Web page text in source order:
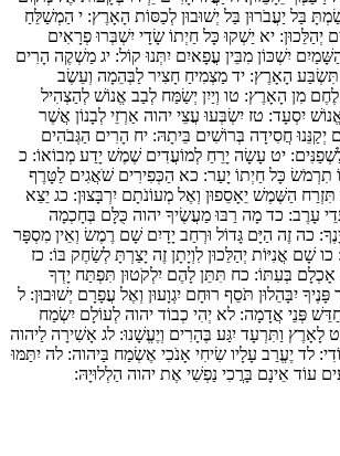
בַּל יַעֲבֹרוּן בַּל יְשׁוּבוּן לְכַסּוֹת הָאָרֶץ: י הַמְשַׁלֵּחַ
יְהַלֵּכוּן: יא יַשְׁקוּ כָּל חַיְתוֹ שָׂדָי יִשְׁבְּרוּ פְרָאִים
יִשְׁכּוֹן מִבֵּין עֳפָאיִם יִתְּנוּ קוֹל: יג מַשְׁקֶה הָרִים
תִּשְׂבַּע הָאָרֶץ: יד מַצְמִיחַ חָצִיר לַבְּהֵמָה וְעֵשֶׂב
מִן הָאָרֶץ: טו וְיַיִן יְשַׂמַּח לְבַב אֱנוֹשׁ לְהַצְהִיל
יִסְעָד: טז יִשְׂבְּעוּ עֲצֵי יהוה אַרְזֵי לְבָנוֹן אֲשֶׁר
חֲסִידָה בְּרוֹשִׁים בֵּיתָהּ: יח הָרִים הַגְּבֹהִים
יט עָשָׂה יָרֵחַ לְמוֹעֲדִים שֶׁמֶשׁ יָדַע מְבוֹאוֹ: כ
תִרְמֹשׂ כָּל חַיְתוֹ יָעַר: כא הַכְּפִירִים שֹׁאֲגִים לַטָּרֶף
תִּזְרַח הַשֶּׁמֶשׁ יֵאָסֵפוּן וְאֶל מְעוֹנֹתָם יִרְבָּצוּן: כג יֵצֵא
עָרֶב: כד מָה רַבּוּ מַעֲשֶׂיךָ יהוה כֻּלָּם בְּחָכְמָה
כה זֶה הַיָּם גָּדוֹל וּרְחַב יָדָיִם שָׁם רֶמֶשׂ וְאֵין מִסְפָּר
כו שָׁם אֳנִיּוֹת יְהַלֵּכוּן לִוְיָתָן זֶה יָצַרְתָּ לְשַׂחֶק בּוֹ: כז
אָכְלָם בְּעִתּוֹ: כח תִּתֵּן לָהֶם יִלְקֹטוּן תִּפְתַּח יָדְךָ
יִבָּהֵלוּן תֹּסֵף רוּחָם יִגְוָעוּן וְאֶל עֲפָרָם יְשׁוּבוּן: ל
פְּנֵי אֲדָמָה: לא יְהִי כְבוֹד יהוה לְעוֹלָם יִשְׂמַח
לָאָרֶץ וַתִּרְעָד יִגַּע בֶּהָרִים וְיֶעֱשָׁנוּ: לג אָשִׁירָה לַיהוה
לד יֶעֱרַב עָלָיו שִׂיחִי אָנֹכִי אֶשְׂמַח בַּיהוה: לה יִתַּמּוּ
עוֹד אֵינָם בָּרֲכִי נַפְשִׁי אֶת יהוה הַלְלוּיָהּ: